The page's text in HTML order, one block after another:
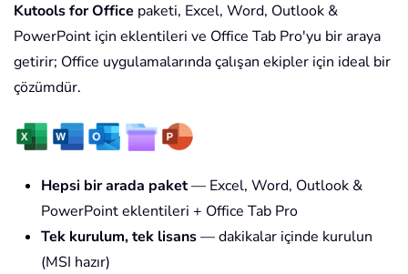
Kutools for Office paketi, Excel, Word, Outlook &
PowerPoint için eklentileri ve Office Tab Pro'yu bir araya
getirir; Office uygulamalarında çalışan ekipler için ideal bir
çözümdür.
Hepsi bir arada paket— Excel, Word, Outlook &
PowerPoint eklentileri + Office Tab Pro
Tek kurulum, tek lisans— dakikalar içinde kurulun
(MSI hazır)